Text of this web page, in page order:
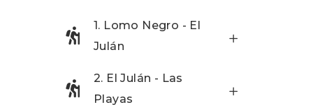
1. Lomo Negro - El
Julán
2. El Julán - Las
Playas